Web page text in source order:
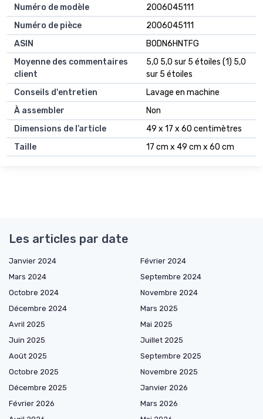
Numéro de modèle
2006045111
Numéro de pièce
2006045111
ASIN
B0DN6HNTFG
Moyenne des commentaires
client
5,0 5,0 sur 5 étoiles (1) 5,0
sur 5 étoiles
Conseils d'entretien
Lavage en machine
À assembler
Non
Dimensions de l’article
49 x 17 x 60 centimètres
Taille
17 cm x 49 cm x 60 cm
Les articles par date
Janvier 2024
Février 2024
Mars 2024
Septembre 2024
Octobre 2024
Novembre 2024
Décembre 2024
Mars 2025
Avril 2025
Mai 2025
Juin 2025
Juillet 2025
Août 2025
Septembre 2025
Octobre 2025
Novembre 2025
Décembre 2025
Janvier 2026
Février 2026
Mars 2026